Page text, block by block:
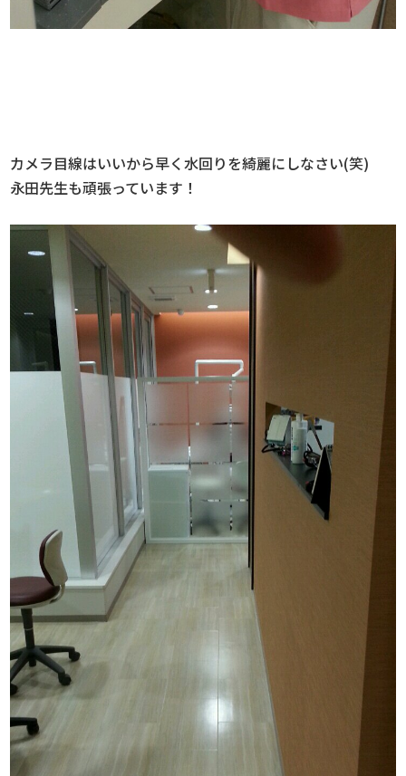
カメラ目線はいいから早く水回りを綺麗にしなさい(笑)
永田先生も頑張っています！